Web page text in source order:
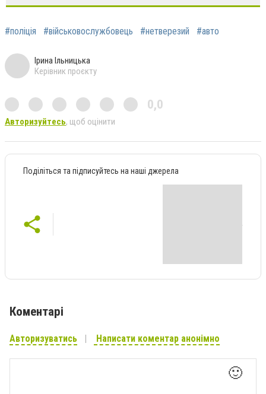
#поліція #військовослужбовець #нетверезий #авто
Ірина Ільницька
Керівник проєкту
0,0
Авторизуйтесь, щоб оцінити
Поділіться та підписуйтесь на наші джерела
Коментарі
Авторизуватись Написати коментар анонімно
🙂